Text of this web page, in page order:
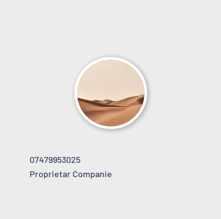
07479953025
Proprietar Companie